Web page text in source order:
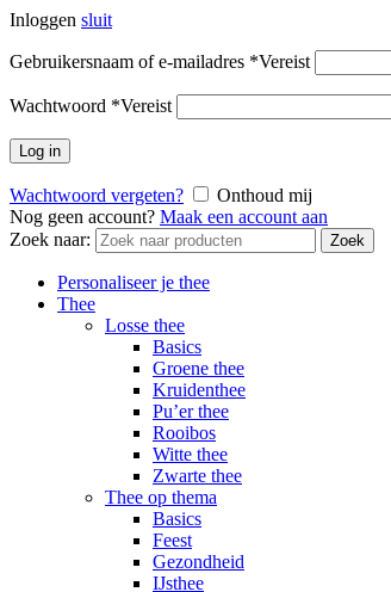
Inloggen sluit
Gebruikersnaam of e-mailadres *Vereist
Wachtwoord *Vereist
Log in
Wachtwoord vergeten?
Onthoud mij
Nog geen account? Maak een account aan
Zoek naar:
Zoek
Personaliseer je thee
Thee
Losse thee
Basics
Groene thee
Kruidenthee
Pu’er thee
Rooibos
Witte thee
Zwarte thee
Thee op thema
Basics
Feest
Gezondheid
IJsthee